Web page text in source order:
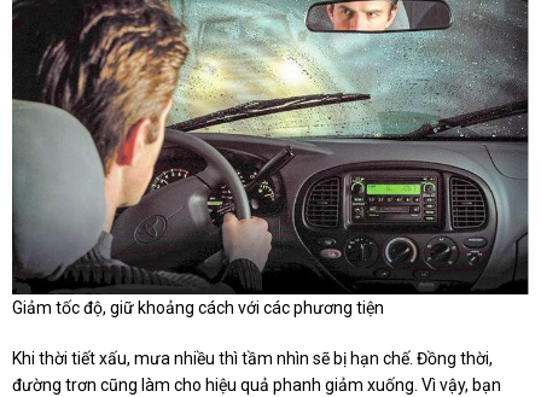
Giảm tốc độ, giữ khoảng cách với các phương tiện
Khi thời tiết xấu, mưa nhiều thì tầm nhìn sẽ bị hạn chế. Đồng thời,
đường trơn cũng làm cho hiệu quả phanh giảm xuống. Vì vậy, bạn